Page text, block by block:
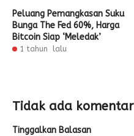
Peluang Pemangkasan Suku
Bunga The Fed 60%, Harga
Bitcoin Siap ‘Meledak’
1 tahun lalu
Tidak ada komentar
Tinggalkan Balasan